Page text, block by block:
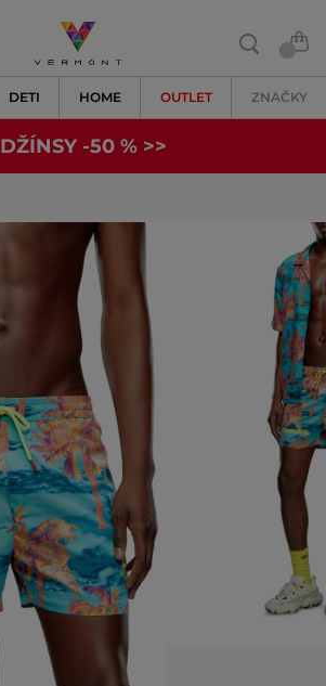
DETI HOME OUTLET ZNAČKY
DŽÍNSY -50 % >>